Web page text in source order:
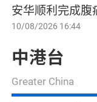
安华顺利完成
10/08/2026 16:44
中港台
Greater China